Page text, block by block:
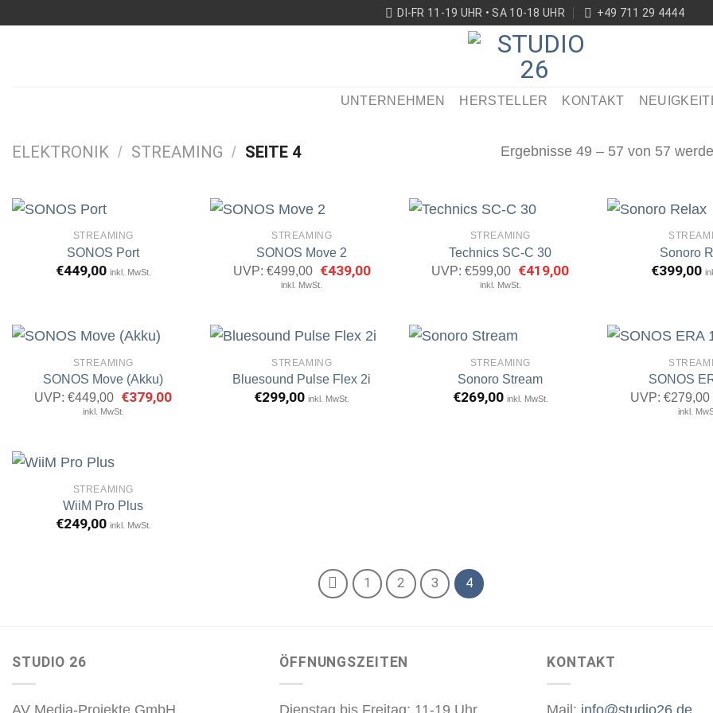
DI-FR 11-19 UHR • SA 10-18 UHR +49 711 29 4444
UNTERNEHMEN HERSTELLER KONTAKT
ELEKTRONIK / STREAMING / SEITE 4 Ergebnisse 49 – 57 von 57
STREAMING
SONOS Port
€449,00 inkl. MwSt.
Artikel
STREAMING
SONOS Move 2
UVP: €499,00 Ursprünglicher
Preis
€439,00Aktueller
inkl. MwSt.
Artikel
STREAMING
Technics SC-C 30
UVP: €599,00 Ursprünglicher
Preis
€419,00Aktueller
inkl. MwSt.
Sonoro
€399,00
Artikel
STREAMING
SONOS Move (Akku)
UVP: €449,00 Ursprünglicher
Preis
€379,00Aktueller
inkl. MwSt.
STREAMING
Bluesound Pulse Flex 2i
€299,00 inkl. MwSt.
STREAMING
Sonoro Stream
€269,00 inkl. MwSt.
SONOS
UVP: €279,00
inkl.
STREAMING
WiiM Pro Plus
€249,00 inkl. MwSt.
1 2 3 4
STUDIO 26 ÖFFNUNGSZEITEN KONTAKT